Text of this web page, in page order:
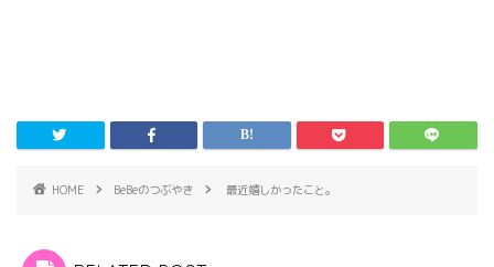
HOME BeBeのつぶやき 最近嬉しかったこと。